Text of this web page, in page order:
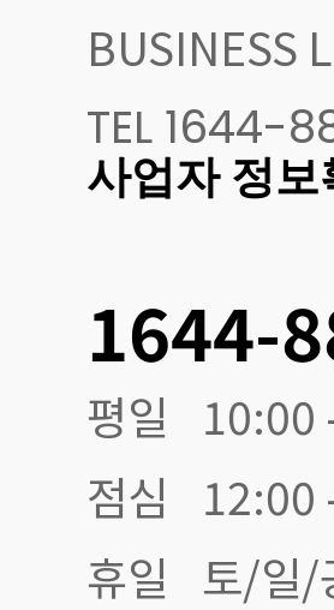
BUSINESS
TEL 1644-
사업자 정보
1644-
평일
10:00
점심
12:00
휴일
토/일/